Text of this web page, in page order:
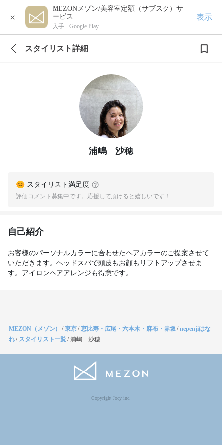
×
MEZONメゾン/美容室定額（サブスク）サ
ービス
入手 - Google Play
表示
スタイリスト詳細
浦嶋 沙穂
スタイリスト満足度
評価コメント募集中です。応援して頂けると嬉しいです！
自己紹介
お客様のパーソナルカラーに合わせたヘアカラーのご提案させて
いただきます。ヘッドスパで頭皮もお顔もリフトアップさせま
す。アイロンヘアアレンジも得意です。
MEZON（メゾン） /東京/恵比寿・広尾・六本木・麻布・赤坂/nepenjiはな
れ/ スタイリスト一覧/浦嶋 沙穂
Copyright Jocy inc.